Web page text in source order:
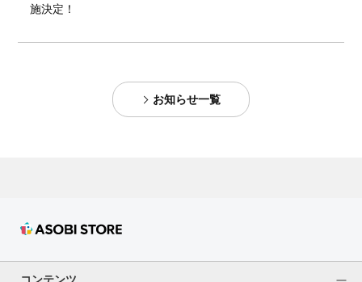
施決定！​
お知らせ一覧
コンテンツ